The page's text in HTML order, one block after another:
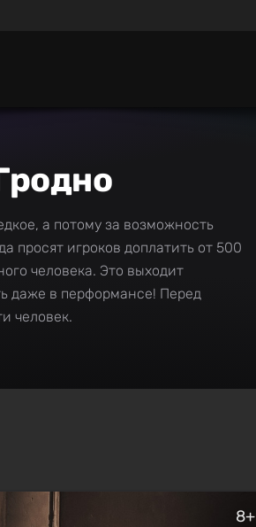
а потому за возможность
просят игроков доплатить от 500
человека. Это выходит
даже в перформансе! Перед
человек.
8+